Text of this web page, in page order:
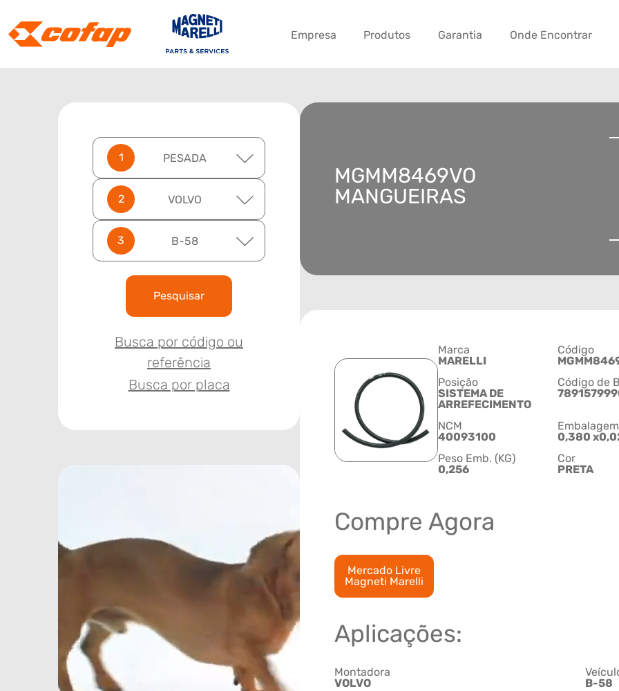
Empresa Produtos Garantia Onde Encontrar
PESADA
VOLVO
B-58
Pesquisar
Busca por código ou
referência
Busca por placa
MGMM8469VO
MANGUEIRAS
Marca
MARELLI
Código
Posição
SISTEMA DE
ARREFECIMENTO
Código de
NCM
40093100
0,380
Peso Emb. (KG)
0,256
Cor
PRETA
Compre Agora
Mercado Livre
Magneti Marelli
Aplicações:
Montadora
VOLVO
B-58